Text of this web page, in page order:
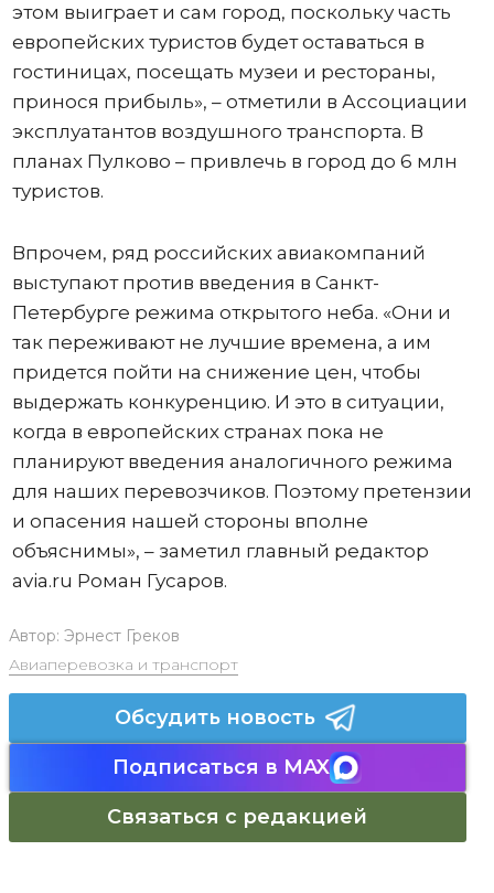
этом выиграет и сам город, поскольку часть
европейских туристов будет оставаться в
гостиницах, посещать музеи и рестораны,
принося прибыль», – отметили в Ассоциации
эксплуатантов воздушного транспорта. В
планах Пулково – привлечь в город до 6 млн
туристов.
Впрочем, ряд российских авиакомпаний
выступают против введения в Санкт-
Петербурге режима открытого неба. «Они и
так переживают не лучшие времена, а им
придется пойти на снижение цен, чтобы
выдержать конкуренцию. И это в ситуации,
когда в европейских странах пока не
планируют введения аналогичного режима
для наших перевозчиков. Поэтому претензии
и опасения нашей стороны вполне
объяснимы», – заметил главный редактор
avia.ru Роман Гусаров.
Автор: Эрнест Греков
Авиаперевозка и транспорт
Обсудить новость
Подписаться в MAX
Связаться с редакцией